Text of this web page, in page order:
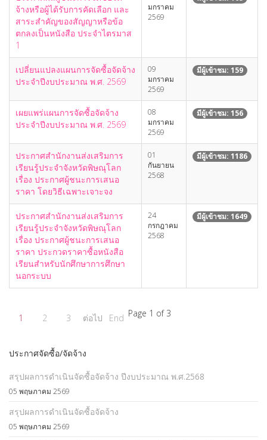
จ้างหรือผู้ได้รับการคัดเลือก และ
สาระสำคัญของสัญญาหรือข้อ
ตกลงเป็นหนังสือ ประจำไตรมาส
1
มกราคม
2569
เปลี่ยนแปลงแผนการจัดซื้อจัดจ้าง
ประจำปีงบประมาณ พ.ศ. 2569
09
มกราคม
2569
มีผู้เข้าชม: 159
เผยแพร่แผนการจัดซื้อจัดจ้าง
ประจำปีงบประมาณ พ.ศ. 2569
08
มกราคม
2569
มีผู้เข้าชม: 156
ประกาศสำนักงานส่งเสริมการ
เรียนรู้ประจำจังหวัดพิษณุโลก
เรื่อง ประกาศผู้ชนะการเสนอ
ราคา โดยวิธีเฉพาะเจาะจง
01
กันยายน
2568
มีผู้เข้าชม: 1186
ประกาศสำนักงานส่งเสริมการ
เรียนรู้ประจำจังหวัดพิษณุโลก
เรื่อง ประกาศผู้ชนะการเสนอ
ราคา ประกวดราคาซื้อหนังสือ
เรียนสำหรับนักศึกษาการศึกษา
นอกระบบ
24
กรกฎาคม
2568
มีผู้เข้าชม: 1649
Page 1 of 3
1 2 3 ต่อไป End
ประกาศจัดซื้อ/จัดจ้าง
สรุปผลการดำเนินจัดซื้อจัดจ้าง ปีงบประมาณ พ.ศ.2568
05 พฤษภาคม 2569
สรุปผลการดำเนินจัดซื้อจัดจ้าง
05 พฤษภาคม 2569